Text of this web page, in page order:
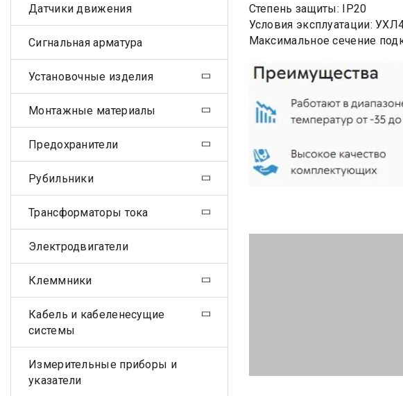
Степень защиты: IP20
Условия эксплуатации:
Максимальное сечение
Датчики движения
Сигнальная арматура
Установочные изделия
Монтажные материалы
Предохранители
Рубильники
Трансформаторы тока
Электродвигатели
Клеммники
Кабель и кабеленесущие
системы
Измерительные приборы и
указатели